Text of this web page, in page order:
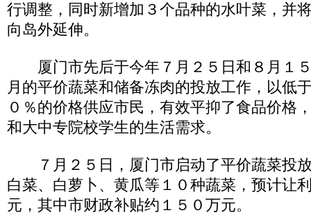
行调整，同时新增加３个品种的水叶菜，并
向岛外延伸。
厦门市先后于今年７月２５日和８月１
月的平价蔬菜和储备冻肉的投放工作，以低
０％的价格供应市民，有效平抑了食品价格
和大中专院校学生的生活需求。
７月２５日，厦门市启动了平价蔬菜投
白菜、白萝卜、黄瓜等１０种蔬菜，预计让
元，其中市财政补贴约１５０万元。